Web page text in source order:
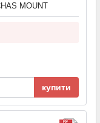
MOUNT
купити